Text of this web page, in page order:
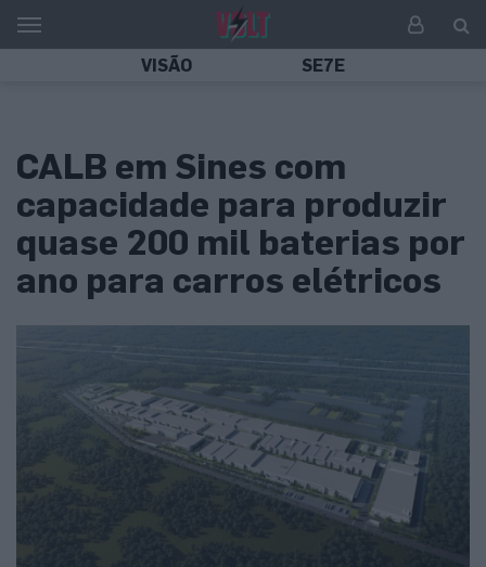
VISÃO SE7E
CALB em Sines com
capacidade para produzir
quase 200 mil baterias por
ano para carros elétricos